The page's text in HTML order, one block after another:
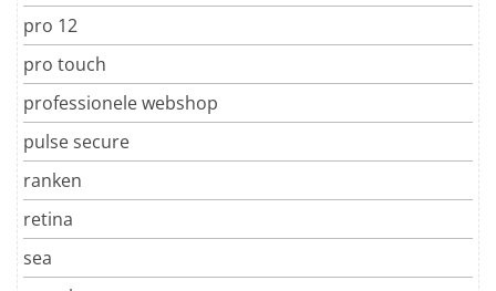
pro 12
pro touch
professionele webshop
pulse secure
ranken
retina
sea